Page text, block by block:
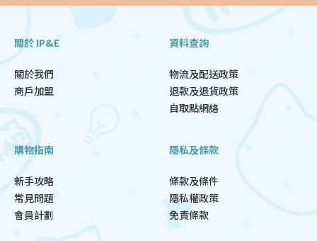
關於 IP&E
關於我們
商戶加盟
資料查詢
物流及配送政策
退款及退貨政策
自取點網絡
購物指南
新手攻略
常見問題
會員計劃
隱私及條款
條款及條件
隱私權政策
免責條款